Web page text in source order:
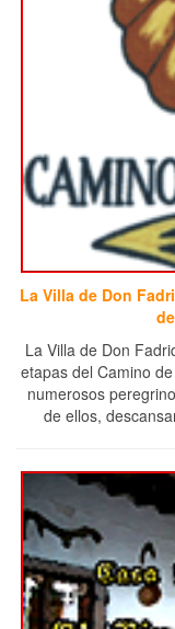
La Villa de Don
La Villa de Don
etapas del Camino
numerosos
de ellos,